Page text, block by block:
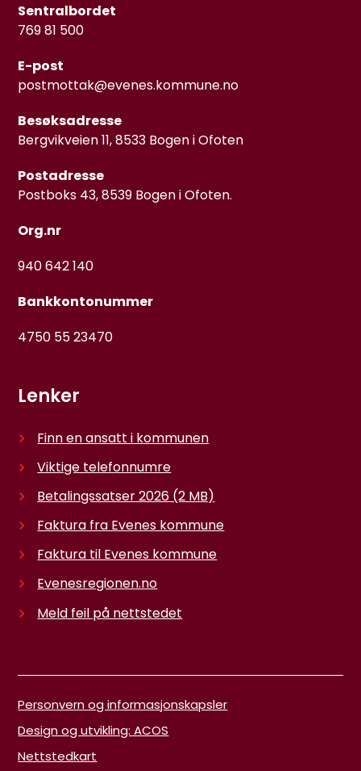
Sentralbordet
769 81 500
E-post
postmottak@evenes.kommune.no
Besøksadresse
Bergvikveien 11, 8533 Bogen i Ofoten
Postadresse
Postboks 43, 8539 Bogen i Ofoten.
Org.nr
940 642 140
Bankkontonummer
4750 55 23470
Lenker
Finn en ansatt i kommunen
Viktige telefonnumre
Betalingssatser 2026 (2 MB)
Faktura fra Evenes kommune
Faktura til Evenes kommune
Evenesregionen.no
Meld feil på nettstedet
Personvern og informasjonskapsler
Design og utvikling: ACOS
Nettstedkart